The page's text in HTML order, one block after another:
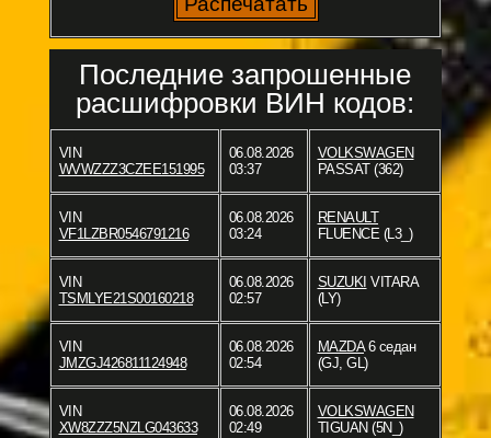
Последние запрошенные
расшифровки ВИН кодов:
VIN
WVWZZZ3CZEE151995
06.08.2026
03:37
VOLKSWAGEN
PASSAT (362)
VIN
VF1LZBR0546791216
06.08.2026
03:24
RENAULT
FLUENCE (L3_)
VIN
TSMLYE21S00160218
06.08.2026
02:57
SUZUKI VITARA
(LY)
VIN
JMZGJ426811124948
06.08.2026
02:54
MAZDA6 седан
(GJ, GL)
VIN
XW8ZZZ5NZLG043633
06.08.2026
02:49
VOLKSWAGEN
TIGUAN (5N_)